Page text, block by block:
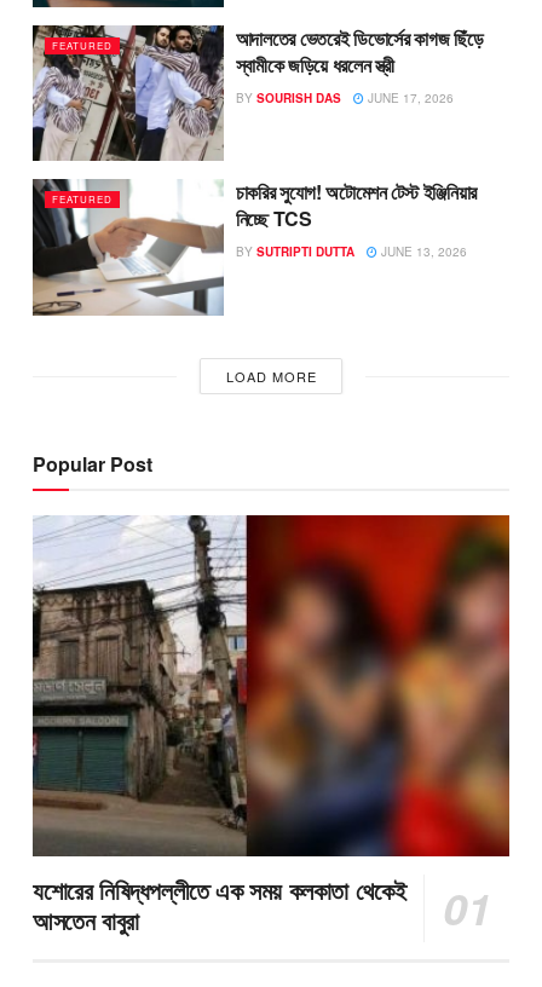
FEATURED
আদালতের ভেতরেই ডিভোর্সের কাগজ ছিঁড়ে
স্বামীকে জড়িয়ে ধরলেন স্ত্রী
BY SOURISH DAS JUNE 17, 2026
FEATURED
চাকরির সুযোগ! অটোমেশন টেস্ট ইঞ্জিনিয়ার
নিচ্ছে TCS
BY SUTRIPTI DUTTA JUNE 13, 2026
LOAD MORE
Popular Post
যশোরের নিষিদ্ধপল্লীতে এক সময় কলকাতা থেকেই
আসতেন বাবুরা